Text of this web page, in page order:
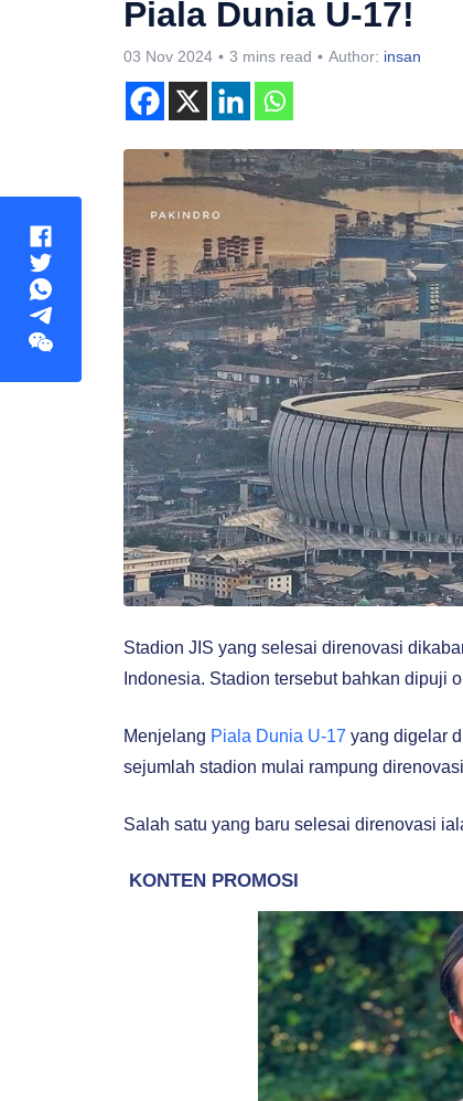
Piala Dunia U-17!
03 Nov 2024 3 mins read Author: insan
Stadion JIS yang selesai direnovasi
Indonesia. Stadion tersebut bahkan dipuji
Menjelang Piala Dunia U-17 yang digelar
sejumlah stadion mulai rampung
Salah satu yang baru selesai direnovasi